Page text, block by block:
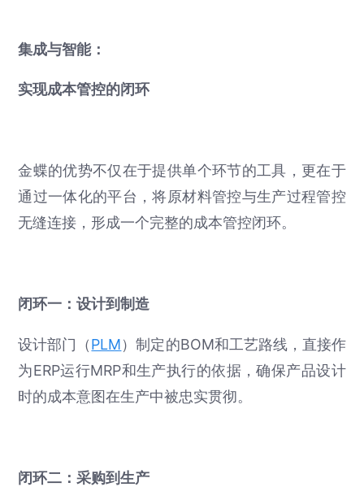
集成与智能：
实现成本管控的闭环
金蝶的优势不仅在于提供单个环节的工具，更在于
通过一体化的平台，将原材料管控与生产过程管控
无缝连接，形成一个完整的成本管控闭环。
闭环一：设计到制造
设计部门（PLM）制定的BOM和工艺路线，直接作
为ERP运行MRP和生产执行的依据，确保产品设计
时的成本意图在生产中被忠实贯彻。
闭环二：采购到生产